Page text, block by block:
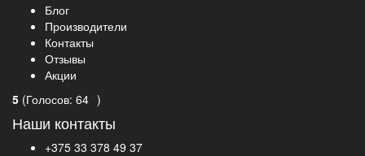
Блог
Производители
Контакты
Отзывы
Акции
5 (Голосов: 64 )
Наши контакты
+375 33 378 49 37